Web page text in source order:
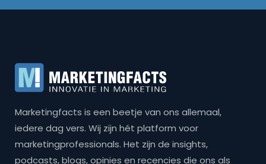
Marketingfacts is een beetje van ons allemaal,
iedere dag vers. Wij zijn hét platform voor
marketingprofessionals. Het zijn de insights,
podcasts, blogs, opinies en recencies die ons als